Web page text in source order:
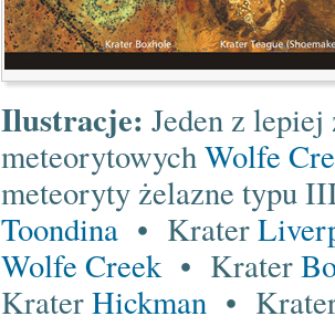
Ilustracje: Jeden z
meteorytowychWolfe
meteoryty żelazne
Toondina • Krater
Wolfe Creek• Krater
KraterHickman •